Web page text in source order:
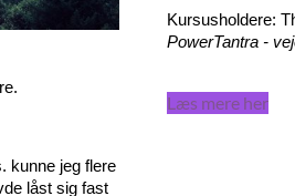
kunne jeg flere
låst sig fast
Kursusholdere:
PowerTantra -
Læs mere her